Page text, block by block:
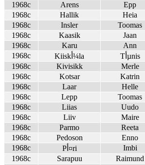
1968c
Arens Epp
1968c
Hallik Heia
1968c
Insler Toomas
1968c
Kaasik Jaan
1968c
Karu Ann
1968c
Kiiskأ¼la Tأµnis
1968c
Kivisikk Merle
1968c
Kotsar Katrin
1968c
Laar Helle
1968c
Lepp Toomas
1968c
Liias Uudo
1968c
Liiv Maire
1968c
Parmo Reeta
1968c
Pedoson Enno
1968c
Pأ¤ri Imbi
1968c
Sarapuu Raimund